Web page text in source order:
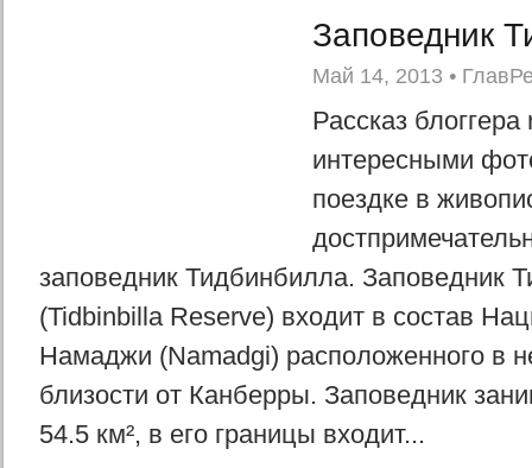
Заповедник
Май 14, 2013 •
Рассказ
интересными
поездке в
заповедник Тидбинбилла. Заповедник
(Tidbinbilla Reserve) входит в состав
Намаджи (Namadgi) расположенного в
близости от Канберры. Заповедник
54.5 км², в его границы входит...